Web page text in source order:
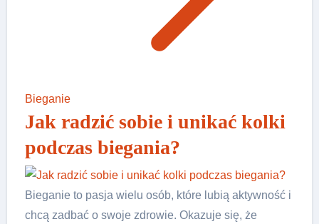
Bieganie
Jak radzić sobie i unikać kolki
podczas biegania?
Bieganie to pasja wielu osób, które lubią aktywność i
chcą zadbać o swoje zdrowie. Okazuje się, że